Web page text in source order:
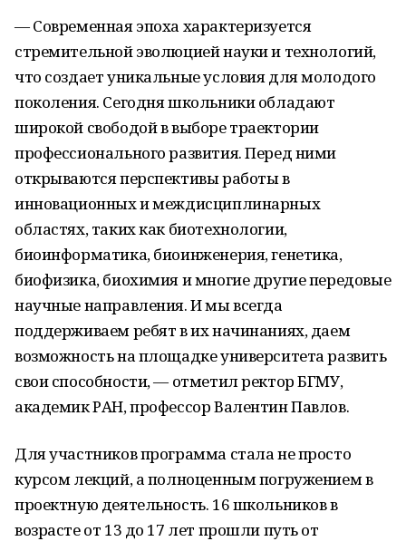
— Современная эпоха характеризуется
стремительной эволюцией науки и технологий,
что создает уникальные условия для молодого
поколения. Сегодня школьники обладают
широкой свободой в выборе траектории
профессионального развития. Перед ними
открываются перспективы работы в
инновационных и междисциплинарных
областях, таких как биотехнологии,
биоинформатика, биоинженерия, генетика,
биофизика, биохимия и многие другие передовые
научные направления. И мы всегда
поддерживаем ребят в их начинаниях, даем
возможность на площадке университета развить
свои способности, — отметил ректор БГМУ,
академик РАН, профессор Валентин Павлов.
Для участников программа стала не просто
курсом лекций, а полноценным погружением в
проектную деятельность. 16 школьников в
возрасте от 13 до 17 лет прошли путь от